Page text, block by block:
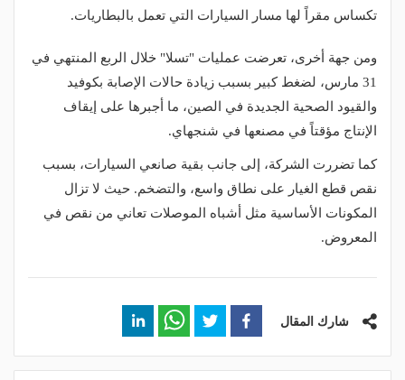
تكساس مقراً لها مسار السيارات التي تعمل بالبطاريات.
ومن جهة أخرى، تعرضت عمليات "تسلا" خلال الربع المنتهي في
31 مارس، لضغط كبير بسبب زيادة حالات الإصابة بكوفيد
والقيود الصحية الجديدة في الصين، ما أجبرها على إيقاف
الإنتاج مؤقتاً في مصنعها في شنجهاي.
كما تضررت الشركة، إلى جانب بقية صانعي السيارات، بسبب
نقص قطع الغيار على نطاق واسع، والتضخم. حيث لا تزال
المكونات الأساسية مثل أشباه الموصلات تعاني من نقص في
المعروض.
شارك المقال